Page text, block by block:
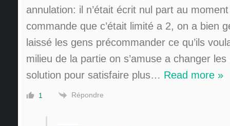
annulation: il n’était écrit nul part au
commande que c’était limité a 2, on a bien
laissé les gens précommander ce qu’ils
milieu de la partie on s’amuse a changer
solution pour satisfaire plus… Read more »
1 Répondre